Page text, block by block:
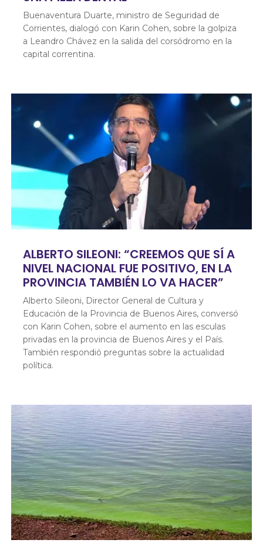
Buenaventura Duarte, ministro de Seguridad de
Corrientes, dialogó con Karin Cohen, sobre la golpiza
a Leandro Chávez en la salida del corsódromo en la
capital correntina.
ALBERTO SILEONI: “CREEMOS QUE SÍ A
NIVEL NACIONAL FUE POSITIVO, EN LA
PROVINCIA TAMBIÉN LO VA HACER”
Alberto Sileoni, Director General de Cultura y
Educación de la Provincia de Buenos Aires, conversó
con Karin Cohen, sobre el aumento en las esculas
privadas en la provincia de Buenos Aires y el País.
También respondió preguntas sobre la actualidad
política.